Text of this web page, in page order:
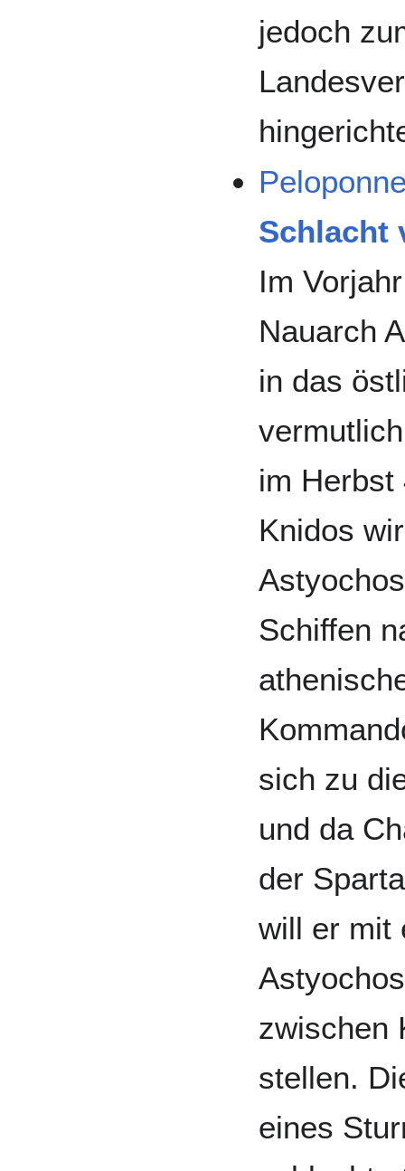
jedoch
Schlacht
Im
Nauarch
in das
im Herbst
Knidos
Schiffen
sich zu
und da
der
will er mit
zwischen
stellen.
eines